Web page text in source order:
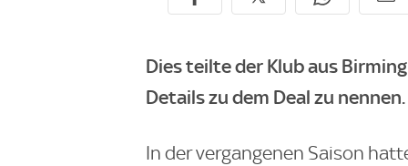
Dies teilte der Klub aus
Details zu dem Deal zu nennen.
In der vergangenen Saison